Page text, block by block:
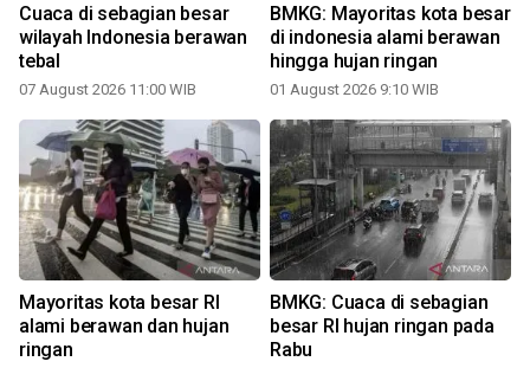
Cuaca di sebagian besar
wilayah Indonesia berawan
tebal
07 August 2026 11:00 WIB
BMKG: Mayoritas kota besar
di indonesia alami berawan
hingga hujan ringan
01 August 2026 9:10 WIB
Mayoritas kota besar RI
alami berawan dan hujan
ringan
BMKG: Cuaca di sebagian
besar RI hujan ringan pada
Rabu